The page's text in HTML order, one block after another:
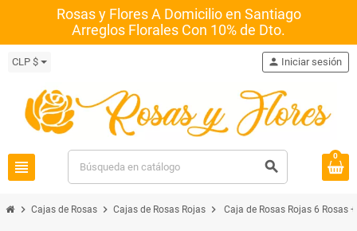
Rosas y Flores A Domicilio en Santiago
Arreglos Florales Con 10% de Dto.
CLP $
view_headline search
person Iniciar sesión
0
chevron_right Cajas de Rosas chevron_right Cajas de Rosas Rojas chevron_right Caja de Rosas Rojas 6 Rosas